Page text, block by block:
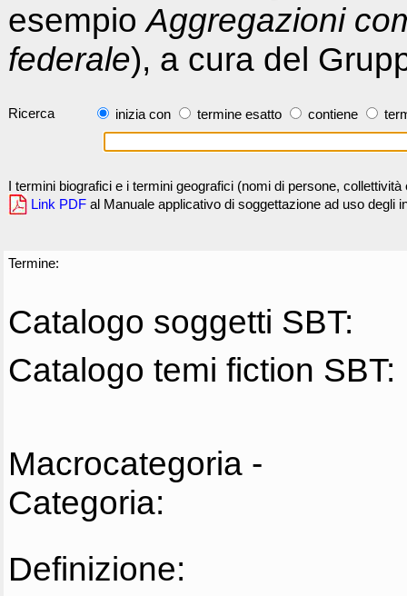
esempioAggregazioni
federale), a cura del
Ricerca inizia con termine esatto contiene
I termini biografici e i termini geografici (nomi di persone,
Link PDF al Manuale applicativo di soggettazione ad uso degli
Termine:
Catalogo soggetti SBT:
Catalogo temi fiction SBT:
Macrocategoria -
Categoria:
Definizione: